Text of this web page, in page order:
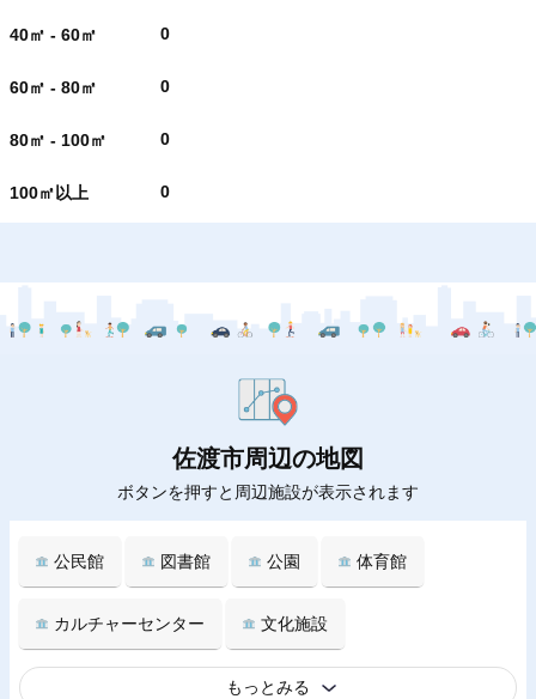
40㎡ - 60㎡ 0
60㎡ - 80㎡ 0
80㎡ - 100㎡ 0
100㎡以上 0
佐渡市周辺の地図
ボタンを押すと周辺施設が表示されます
公民館 図書館 公園 体育館
カルチャーセンター 文化施設
もっとみる